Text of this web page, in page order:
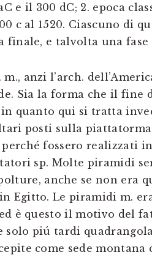
e il 300 dC; 2. epoca
c al 1520. Ciascuno di
finale, e talvolta una
m., anzi l’arch.
Sia la forma che il fine
quanto qui si tratta
posti sulla
fossero realizzati
sp. Molte piramidi
anche se non era
Egitto. Le piramidi m.
è questo il motivo del
piú tardi
come sede montana